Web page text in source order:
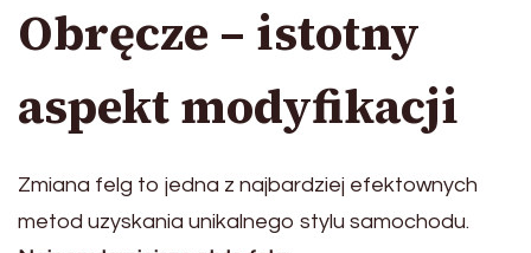
Obręcze – istotny
aspekt modyfikacji
Zmiana felg to jedna z najbardziej efektownych
metod uzyskania unikalnego stylu samochodu.